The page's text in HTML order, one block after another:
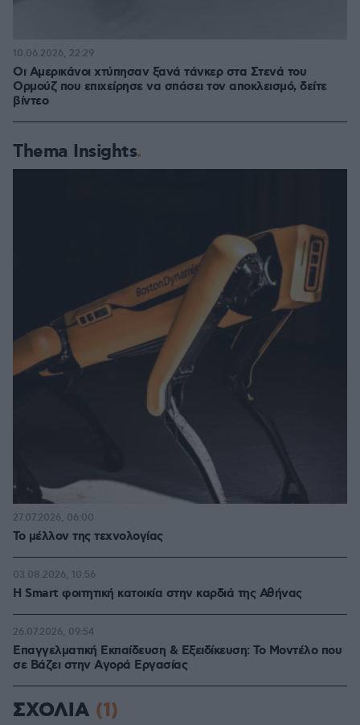
Οι Αμερικάνοι χτύπησαν ξανά τάνκερ στα Στενά του
Ορμούζ που επιχείρησε να σπάσει τον αποκλεισμό, δείτε
βίντεο
10.06.2026, 22:29
Thema Insights
Το μέλλον της τεχνολογίας
27.07.2026, 06:00
Η Smart φοιτητική κατοικία στην καρδιά της Αθήνας
03.08.2026, 10:56
Επαγγελματική Εκπαίδευση & Εξειδίκευση: Το Mοντέλο που
σε Bάζει στην Aγορά Eργασίας
26.07.2026, 09:54
ΣΧΟΛΙΑ (1)